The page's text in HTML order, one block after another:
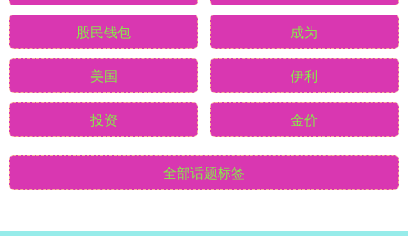
股民钱包 成为
美国 伊利
投资 金价
全部话题标签